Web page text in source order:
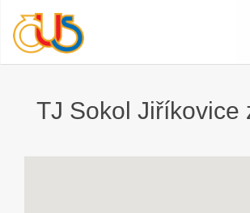
TJ Sokol Jiříkovice